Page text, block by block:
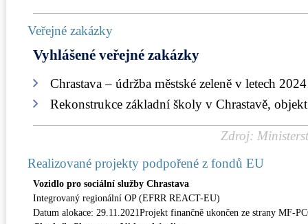
Veřejné zakázky
Vyhlášené veřejné zakázky
Chrastava – údržba městské zeleně v letech
Rekonstrukce základní školy v Chrastavě,
Zdroj:
Realizované projekty podpořené z fondů EU
Vozidlo pro sociální služby Chrastava
Integrovaný regionální OP (EFRR REACT-EU)
Datum alokace: 29.11.2021Projekt finančně ukončen ze strany MF-